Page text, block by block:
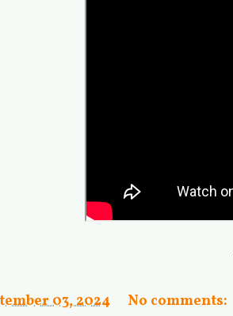
03, 2024 No comments: